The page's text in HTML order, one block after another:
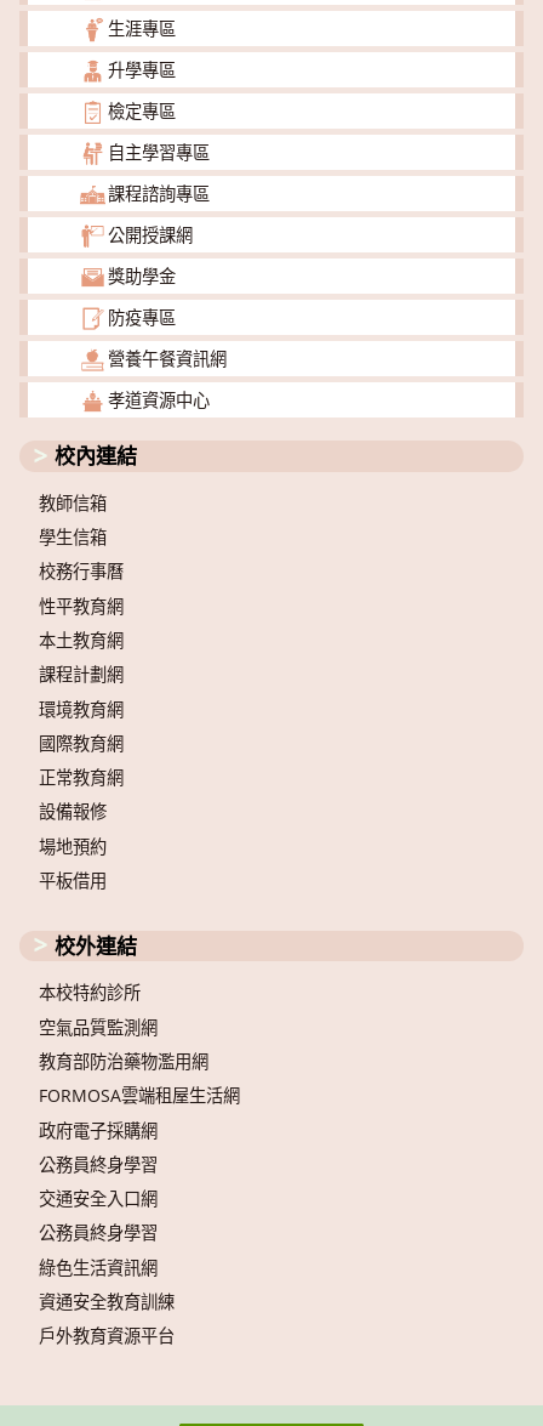
生涯專區
升學專區
檢定專區
自主學習專區
課程諮詢專區
公開授課網
獎助學金
防疫專區
營養午餐資訊網
孝道資源中心
校內連結
教師信箱
學生信箱
校務行事曆
性平教育網
本土教育網
課程計劃網
環境教育網
國際教育網
正常教育網
設備報修
場地預約
平板借用
校外連結
本校特約診所
空氣品質監測網
教育部防治藥物濫用網
FORMOSA雲端租屋生活網
政府電子採購網
公務員終身學習
交通安全入口網
公務員終身學習
綠色生活資訊網
資通安全教育訓練
戶外教育資源平台